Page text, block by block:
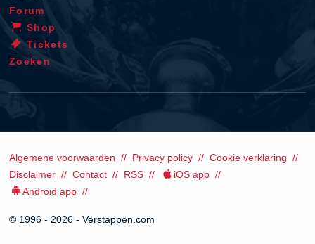
Forum
Shop
Tickets
Zoeken
Algemene voorwaarden Privacy policy
Cookie verklaring
Disclaimer
Contact RSS
iOS app
Android app
© 1996 - 2026 - Verstappen.com